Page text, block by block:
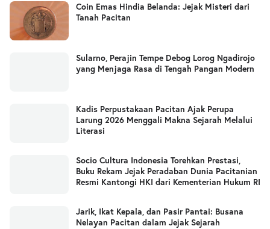
Coin Emas Hindia Belanda: Jejak Misteri dari
Tanah Pacitan
Sularno, Perajin Tempe Debog Lorog Ngadirojo
yang Menjaga Rasa di Tengah Pangan Modern
Kadis Perpustakaan Pacitan Ajak Perupa
Larung 2026 Menggali Makna Sejarah Melalui
Literasi
Socio Cultura Indonesia Torehkan Prestasi,
Buku Rekam Jejak Peradaban Dunia Pacitanian
Resmi Kantongi HKI dari Kementerian Hukum RI
Jarik, Ikat Kepala, dan Pasir Pantai: Busana
Nelayan Pacitan dalam Jejak Sejarah